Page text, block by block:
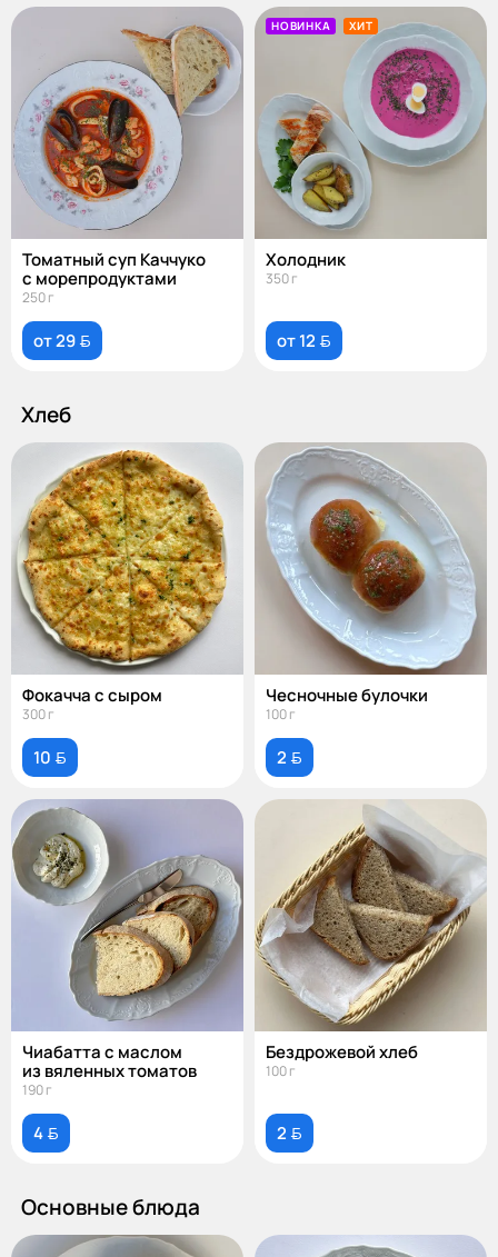
Томатный суп Каччуко
с морепродуктами
250 г
от 29 
НОВИНКА ХИТ
Холодник
350 г
от 12 
Хлеб
Фокачча с сыром
300 г
10 
Чесночные булочки
100 г
2 
Чиабатта с маслом
из вяленных томатов
190 г
4 
Бездрожевой хлеб
100 г
2 
Основные блюда